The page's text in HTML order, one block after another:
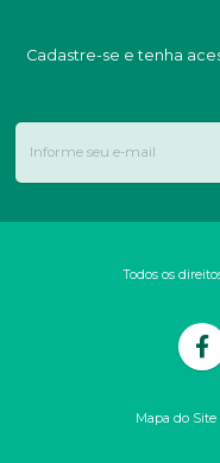
Cadastre-se e tenha
Todos os
Mapa do Site